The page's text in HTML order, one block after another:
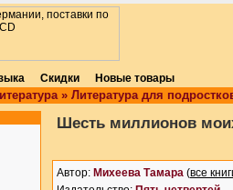
Скидки Новые товары
» Литература для
Шесть миллионов
Автор: Михеева Тамара (все